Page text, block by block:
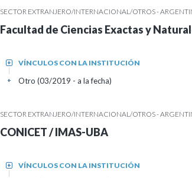
SECTOR EXTRANJERO/INTERNACIONAL/OTROS -
Facultad de Ciencias Exactas y
VÍNCULOS CON LA INSTITUCIÓN
+
Otro (03/2019 - a la fecha)
+
SECTOR EXTRANJERO/INTERNACIONAL/OTROS -
CONICET / IMAS-UBA
VÍNCULOS CON LA INSTITUCIÓN
+